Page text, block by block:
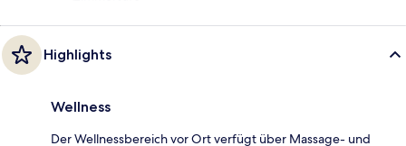
Highlights
Wellness
Der Wellnessbereich vor Ort verfügt über Massage- und